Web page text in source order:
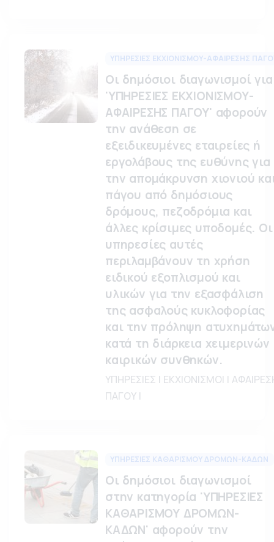
ΥΠΗΡΕΣΙΕΣ ΕΚΧΙΟΝΙΣΜΟΥ-ΑΦΑΙΡΕΣΗΣ
Οι δημόσιοι διαγωνισμοί για
'ΥΠΗΡΕΣΙΕΣ ΕΚΧΙΟΝΙΣΜΟΥ-
ΑΦΑΙΡΕΣΗΣ ΠΑΓΟΥ' αφορούν
την ανάθεση σε
εξειδικευμένες εταιρείες ή
εργολάβους της ευθύνης για
την απομάκρυνση χιονιού
πάγου από δημόσιους
δρόμους, πεζοδρόμια και
άλλες κρίσιμες υποδομές. Οι
υπηρεσίες αυτές
περιλαμβάνουν τη χρήση
ειδικού εξοπλισμού και
υλικών για την εξασφάλιση
της ασφαλούς κυκλοφορίας
και την πρόληψη
κατά τη διάρκεια χειμερινών
καιρικών συνθηκών.
ΥΠΗΡΕΣΙΕΣ | ΕΚΧΙΟΝΙΣΜΟΙ |
ΠΑΓΟΥ |
ΥΠΗΡΕΣΙΕΣ ΚΑΘΑΡΙΣΜΟΥ ΔΡΟΜΩΝ-ΚΑΔΩΝ
Οι δημόσιοι διαγωνισμοί
στην κατηγορία 'ΥΠΗΡΕΣΙΕΣ
ΚΑΘΑΡΙΣΜΟΥ ΔΡΟΜΩΝ-
ΚΑΔΩΝ' αφορούν την